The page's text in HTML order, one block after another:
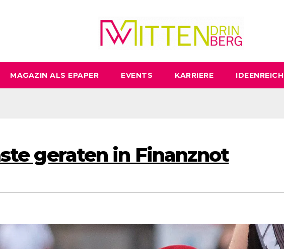
MAGAZIN ALS EPAPER EVENTS KARRIERE IDEENREICH
geraten in Finanznot